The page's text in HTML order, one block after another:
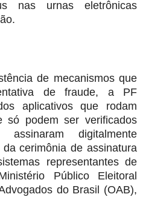
nas urnas eletrônicas
de mecanismos que
de fraude, a PF
aplicativos que rodam
só podem ser verificados
digitalmente
cerimônia de assinatura
representantes de
Público Eleitoral
do Brasil (OAB),